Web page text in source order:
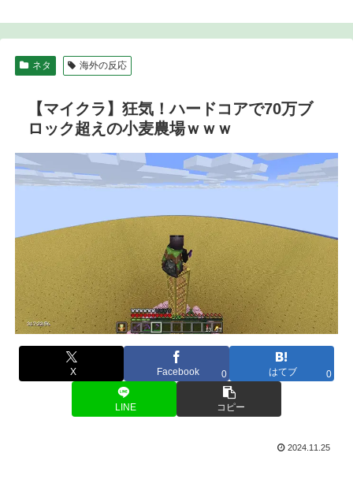
ネタ 海外の反応
【マイクラ】狂気！ハードコアで70万ブ
ロック超えの小麦農場ｗｗｗ
X Facebook 0 はてブ 0
LINE コピー
2024.11.25